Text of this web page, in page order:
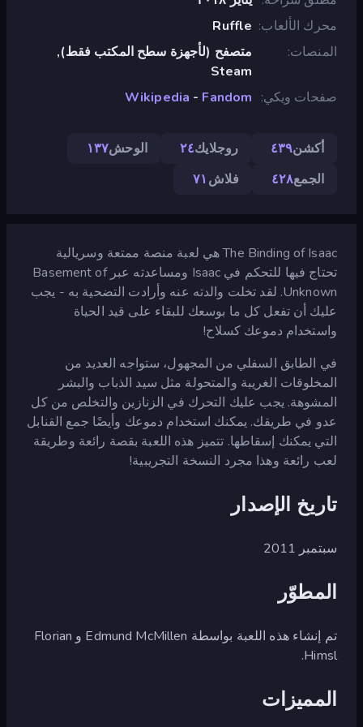
محرك الألعاب Ruffle
المنصات
متصفح (لأجهزة سطح المكتب فقط),
Steam
صفحات ويكي
Wikipedia - Fandom
أكشن٤٣٩ روجلايك٢٤ الوحش١٣٧
الجمع٤٢٨ فلاش٧١
The Binding of Isaac هي لعبة منصة ممتعة وسريالية
تحتاج فيها للتحكم في Isaac ومساعدته عبر Basement of
Unknown. لقد تخلت والدته عنه وأرادت التضحية به - يجب
عليك أن تفعل كل ما بوسعك للبقاء على قيد الحياة
واستخدام دموعك كسلاح!
في الطابق السفلي من المجهول، ستواجه العديد من
المخلوقات الغريبة والمتحولة مثل سيد الذباب والبشر
المشوهة. يجب عليك التحرك في الزنازين والتخلص من كل
عدو في طريقك. يمكنك استخدام دموعك وأيضًا جمع القنابل
التي يمكنك إسقاطها. تتميز هذه اللعبة بقصة رائعة وطريقة
لعب رائعة وهذا مجرد النسخة التجريبية!
تاريخ الإصدار
سبتمبر 2011
المطوّر
تم إنشاء هذه اللعبة بواسطة Edmund McMillen و Florian
Himsl.
المميزات